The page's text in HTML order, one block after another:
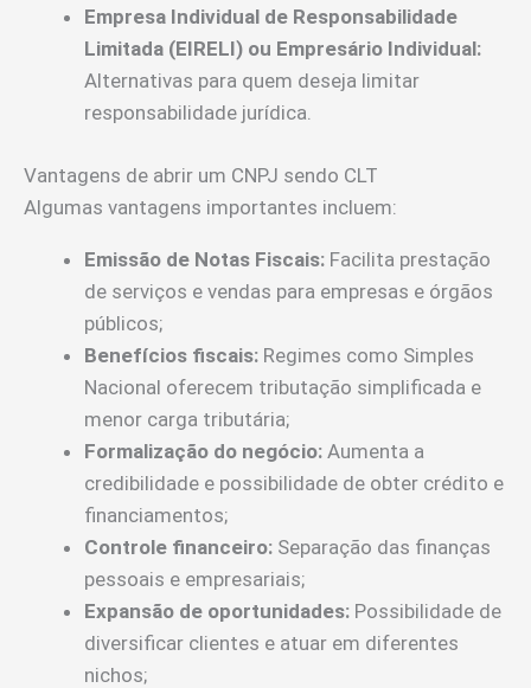
Empresa Individual de Responsabilidade
Limitada (EIRELI) ou Empresário Individual:
Alternativas para quem deseja limitar
responsabilidade jurídica.
Vantagens de abrir um CNPJ sendo CLT
Algumas vantagens importantes incluem:
Emissão de Notas Fiscais: Facilita prestação
de serviços e vendas para empresas e órgãos
públicos;
Benefícios fiscais: Regimes como Simples
Nacional oferecem tributação simplificada e
menor carga tributária;
Formalização do negócio: Aumenta a
credibilidade e possibilidade de obter crédito e
financiamentos;
Controle financeiro: Separação das finanças
pessoais e empresariais;
Expansão de oportunidades: Possibilidade de
diversificar clientes e atuar em diferentes
nichos;